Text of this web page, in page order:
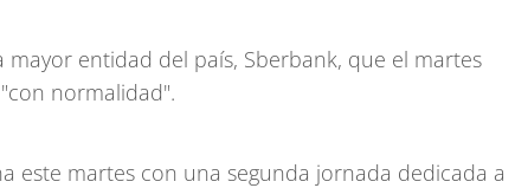
mayor entidad del país, Sberbank, que el martes
normalidad".
este martes con una segunda jornada dedicada a